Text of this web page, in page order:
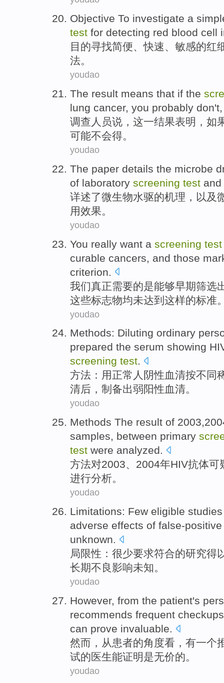
Objective To investigate a
test for detecting red blood cell
目的寻找简便、快速、 敏感的红
法。
youdao
The result means that if the
lung cancer, you probably don't
调查 人员说， 这一结果表明 ， 如
可能不会得。
youdao
The paper details the microbe
of laboratory screening test and
详述了微生物水驱的机理 ，以及
用效果。
youdao
You really want a screening test
curable cancers and those
criterion
我们真正需要的是能够早期筛选
这些标志物均未达到这样的标准
youdao
Methods: Diluting ordinary
prepared the serum showing
screening test.
方法 ：用正常人阴性血清按不同
清后， 制备出弱阳性血清。
youdao
Methods The result of
samples, between primary
test were analyzed.
方法对2003、2004年HIV抗体可
进行分析。
youdao
Limitations: Few eligible studies
adverse effects of false-positive
unknown.
局限性 ： 很少要求符合的研究得
长期不良影响未知。
youdao
However, from the patient's
recommends frequent checkups
can prove invaluable.
然而 ， 从患者的角度看 ， 有一个
试的医生能证明是无价的。
youdao